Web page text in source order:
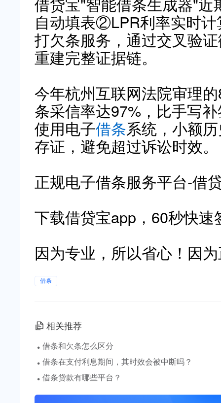
自动填表②LPR利率实时
打欠条服务，通过交叉验
重建完整证据链。
今年杭州互联网法院审理
条采信率达97%，比手写
使用电子借条系统，小额
存证，避免超过诉讼时效。
正规电子借条服务平台-借
下载借贷宝app，60秒快速
因为专业，所以省心！因
借条
相关推荐
· 借条和欠条怎么区分
· 借条在支付利息期间，其时效会被中断吗？
· 借条贷款有哪些平台？